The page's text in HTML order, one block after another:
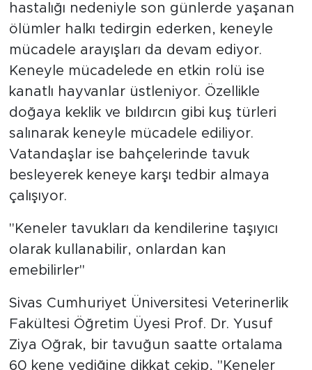
hastalığı nedeniyle son günlerde yaşanan
ölümler halkı tedirgin ederken, keneyle
mücadele arayışları da devam ediyor.
Keneyle mücadelede en etkin rolü ise
kanatlı hayvanlar üstleniyor. Özellikle
doğaya keklik ve bıldırcın gibi kuş türleri
salınarak keneyle mücadele ediliyor.
Vatandaşlar ise bahçelerinde tavuk
besleyerek keneye karşı tedbir almaya
çalışıyor.
"Keneler tavukları da kendilerine taşıyıcı
olarak kullanabilir, onlardan kan
emebilirler"
Sivas Cumhuriyet Üniversitesi Veterinerlik
Fakültesi Öğretim Üyesi Prof. Dr. Yusuf
Ziya Oğrak, bir tavuğun saatte ortalama
60 kene yediğine dikkat çekip, "Keneler